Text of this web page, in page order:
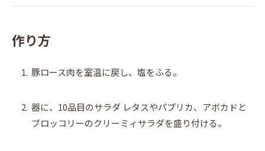
作り方
1. 豚ロース肉を室温に戻し、塩をふる。
2. 器に、10品目のサラダ レタスやパプリカ、アボカドと
ブロッコリーのクリーミィサラダを盛り付ける。